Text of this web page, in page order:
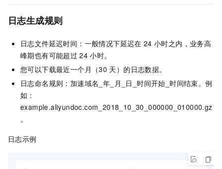
日志生成规则
日志文件延迟时间：一般情况下延迟在 24 小时之内，业务高
峰期也有可能超过 24 小时。
您可以下载最近一个月（30 天）的日志数据。
日志命名规则：加速域名_年_月_日_时间开始_时间结束。例
如：
example.aliyundoc.com_2018_10_30_000000_010000.gz
。
日志示例